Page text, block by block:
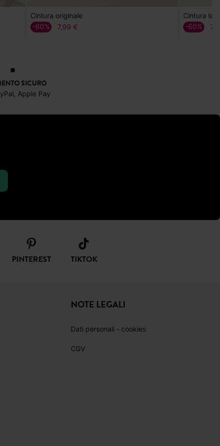
Cintura originale
7,99 €
-60%
Cintura
-60%
SICURO
Apple Pay
PINTEREST TIKTOK
NOTE LEGALI
Dati personali - cookies
CGV